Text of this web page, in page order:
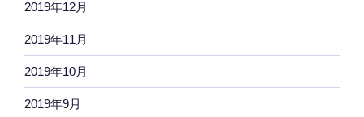
2019年12月
2019年11月
2019年10月
2019年9月